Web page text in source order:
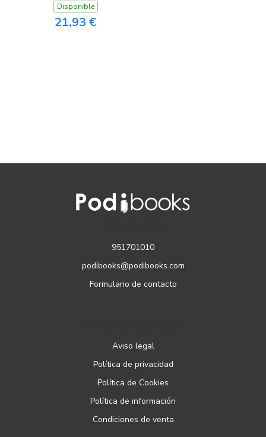
Disponible
21,93 €
951701010
podibooks@podibooks.com
Formulario de contacto
Aviso legal
Política de privacidad
Política de Cookies
Política de información
Condiciones de venta